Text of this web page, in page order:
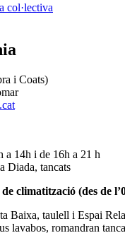
col·lectiva
i Coats)
a 14h i de 16h a 21 h
Diada, tancats
climatització (des de
Baixa, taulell i Espai
lavabos, romandran